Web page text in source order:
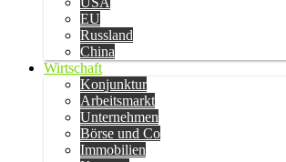
EU
Russland
China
Wirtschaft
Konjunktur
Arbeitsmarkt
Unternehmen
Börse und Co
Immobilien